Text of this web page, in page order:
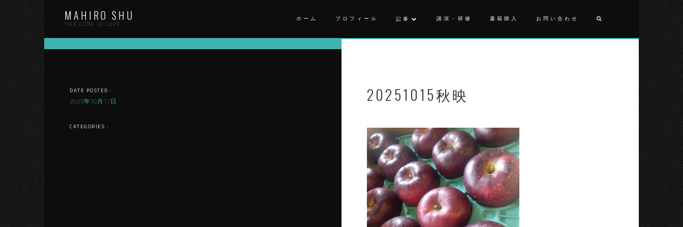
Skip
to
content
MAHIRO SHU
THE CORE IS LOVE
ホーム プロフィール 記事 講演・研修 書籍購入 お問い合わせ
DATE POSTED :
2025年10月17日
CATEGORIES :
20251015秋映
投
稿
ナ
ビ
ゲ
ー
シ
ョ
ン
秋
映